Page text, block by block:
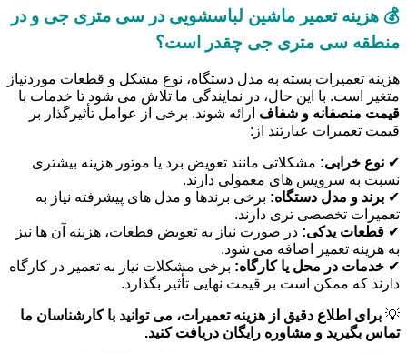
💰 هزینه تعمیر ماشین لباسشویی در سی متری جی و در
منطقه سی متری جی چقدر است؟
هزینه تعمیرات بسته به مدل دستگاه، نوع مشکل و قطعات موردنیاز
متغیر است. با این حال، در نمایندگی ما تلاش می شود تا خدمات با
قیمت منصفانه و شفاف ارائه شوند. برخی از عوامل تأثیرگذار بر
قیمت تعمیرات عبارتند از:
✔ نوع خرابی: مشکلاتی مانند تعویض برد یا موتور هزینه بیشتری
نسبت به سرویس های معمولی دارند.
✔ برند و مدل دستگاه: برخی برندها و مدل های پیشرفته نیاز به
تعمیرات تخصصی تری دارند.
✔ قطعات یدکی: در صورت نیاز به تعویض قطعات، هزینه آن ها نیز
به هزینه تعمیر اضافه می شود.
✔ خدمات در محل یا کارگاه: برخی مشکلات نیاز به تعمیر در کارگاه
دارند که ممکن است بر قیمت نهایی تأثیر بگذارد.
💡 برای اطلاع دقیق از هزینه تعمیرات، می توانید با کارشناسان ما
تماس بگیرید و مشاوره رایگان دریافت کنید.